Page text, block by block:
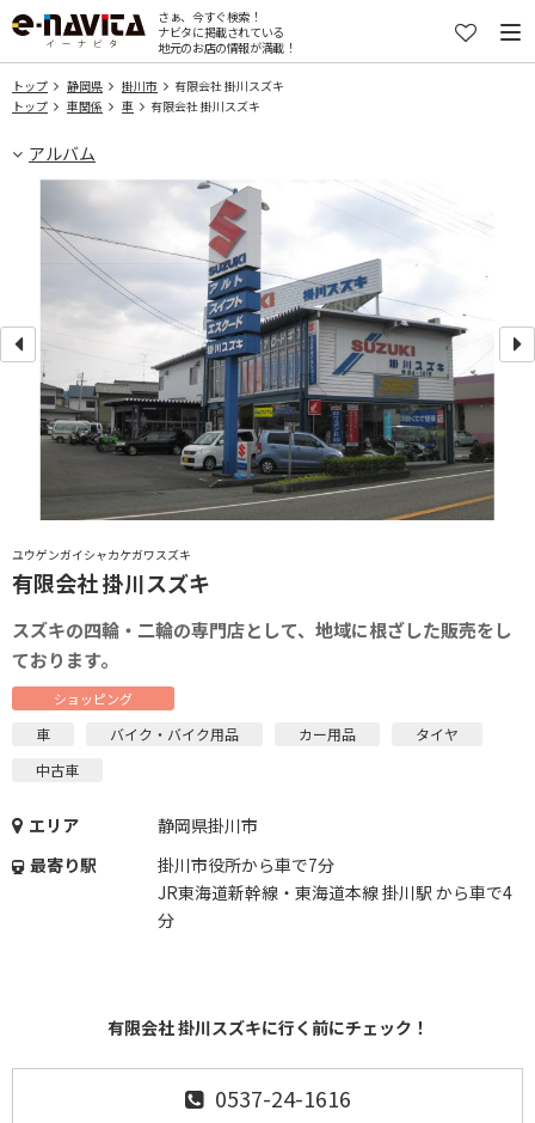
さぁ、今すぐ検索！
ナビタに掲載されている
地元のお店の情報が満載！
トップ 静岡県 掛川市
有限会社 掛川スズキ
トップ
車関係 車 有限会社 掛川スズキ
アルバム
ユウゲンガイシャカケガワスズキ
有限会社 掛川スズキ
スズキの四輪・二輪の専門店として、地域に根ざした販売をし
ております。
ショッピング
車 バイク・バイク用品 カー用品
タイヤ
中古車
エリア
静岡県掛川市
最寄り駅
掛川市役所から車で7分
JR東海道新幹線・東海道本線 掛川駅 から車で4
分
有限会社 掛川スズキに行く前にチェック！
0537-24-1616